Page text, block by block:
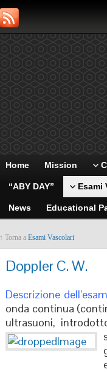
Home Mission
“ABY DAY” Esami
News Educational
↑ Torna a Esami Vascolari
Doppler C. W.
Descrizione
onda continua
ultrasuoni,